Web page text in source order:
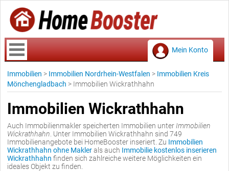
Mein Konto
Immobilien > Immobilien Nordrhein-Westfalen > Immobilien Kreis
Mönchengladbach > Immobilien Wickrathhahn
Immobilien Wickrathhahn
Auch Immobilienmakler speicherten Immobilien unter Immobilien
Wickrathhahn . Unter Immobilien Wickrathhahn sind 749
Immobilienangebote bei HomeBooster inseriert. Zu Immobilien
Wickrathhahn ohne Maklerals auch Immobilie kostenlos inserieren
Wickrathhahn finden sich zahlreiche weitere Möglichkeiten ein
ideales Objekt zu finden.